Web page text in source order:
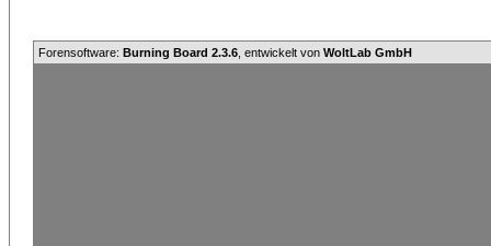
Forensoftware: Burning Board 2.3.6 , entwickelt von WoltLab GmbH